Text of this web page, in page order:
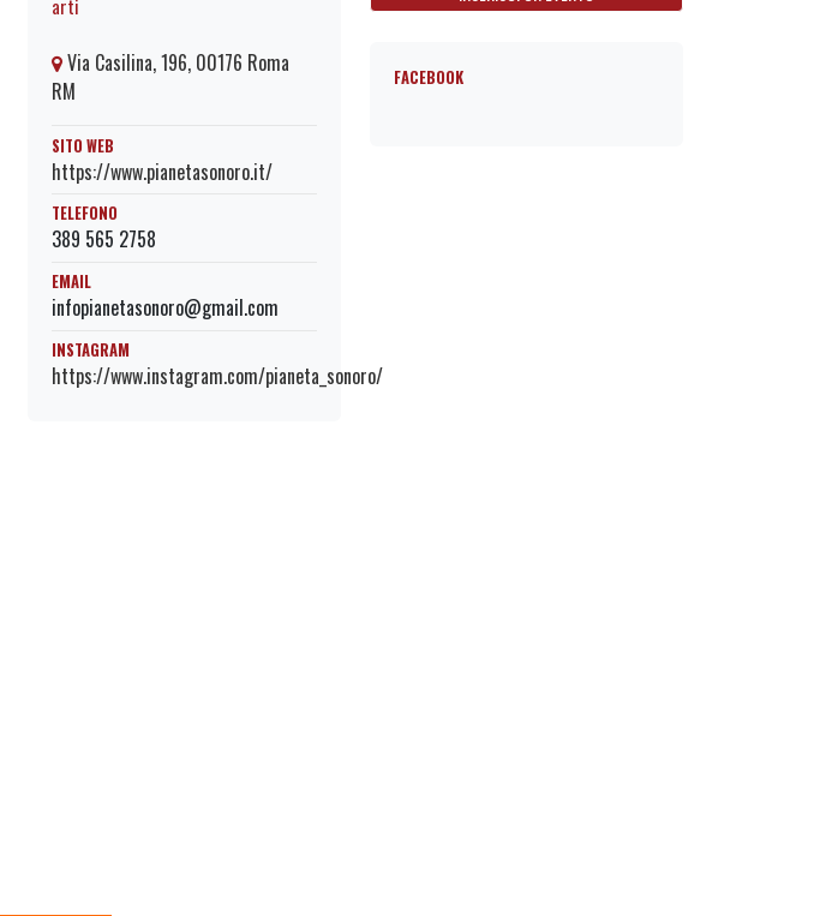
arti
Via Casilina, 196, 00176 Roma
RM
SITO WEB
https://www.pianetasonoro.it/
TELEFONO
389 565 2758
EMAIL
infopianetasonoro@gmail.com
INSTAGRAM
https://www.instagram.com/pianeta_sonoro/
FACEBOOK